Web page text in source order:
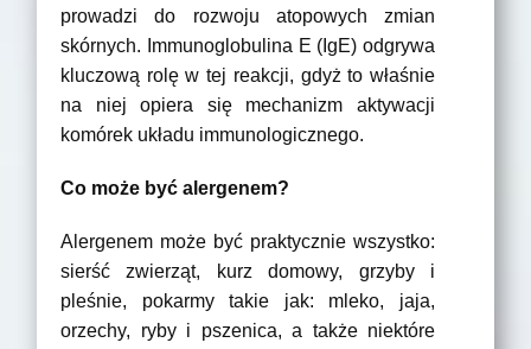
prowadzi do rozwoju atopowych zmian
skórnych. Immunoglobulina E (IgE) odgrywa
kluczową rolę w tej reakcji, gdyż to właśnie
na niej opiera się mechanizm aktywacji
komórek układu immunologicznego.
Co może być alergenem?
Alergenem może być praktycznie wszystko:
sierść zwierząt, kurz domowy, grzyby i
pleśnie, pokarmy takie jak: mleko, jaja,
orzechy, ryby i pszenica, a także niektóre